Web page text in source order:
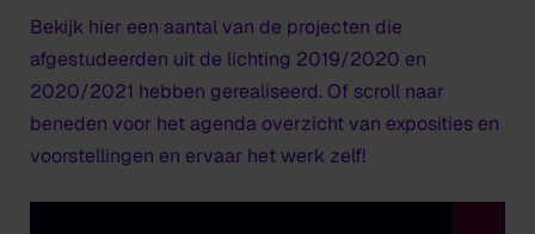
Bekijk hier een aantal van de projecten die
afgestudeerden uit de lichting 2019/2020 en
2020/2021 hebben gerealiseerd. Of scroll naar
beneden voor het agenda overzicht van exposities en
voorstellingen en ervaar het werk zelf!